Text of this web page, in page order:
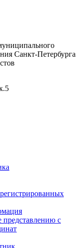
Санкт-Петербурга
с